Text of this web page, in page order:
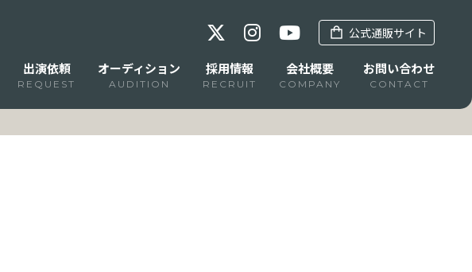
公式通販サイト
出演依頼
REQUEST
オーディション
AUDITION
採用情報
RECRUIT
会社概要
COMPANY
お問い合わせ
CONTACT